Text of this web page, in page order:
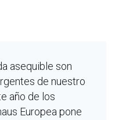
asequible son
de nuestro
año de los
Europea pone